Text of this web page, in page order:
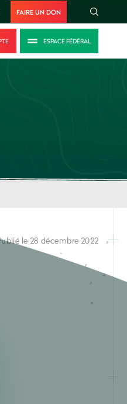
FAIRE UN DON
ESPACE FÉDÉRAL
le 28 décembre 2022